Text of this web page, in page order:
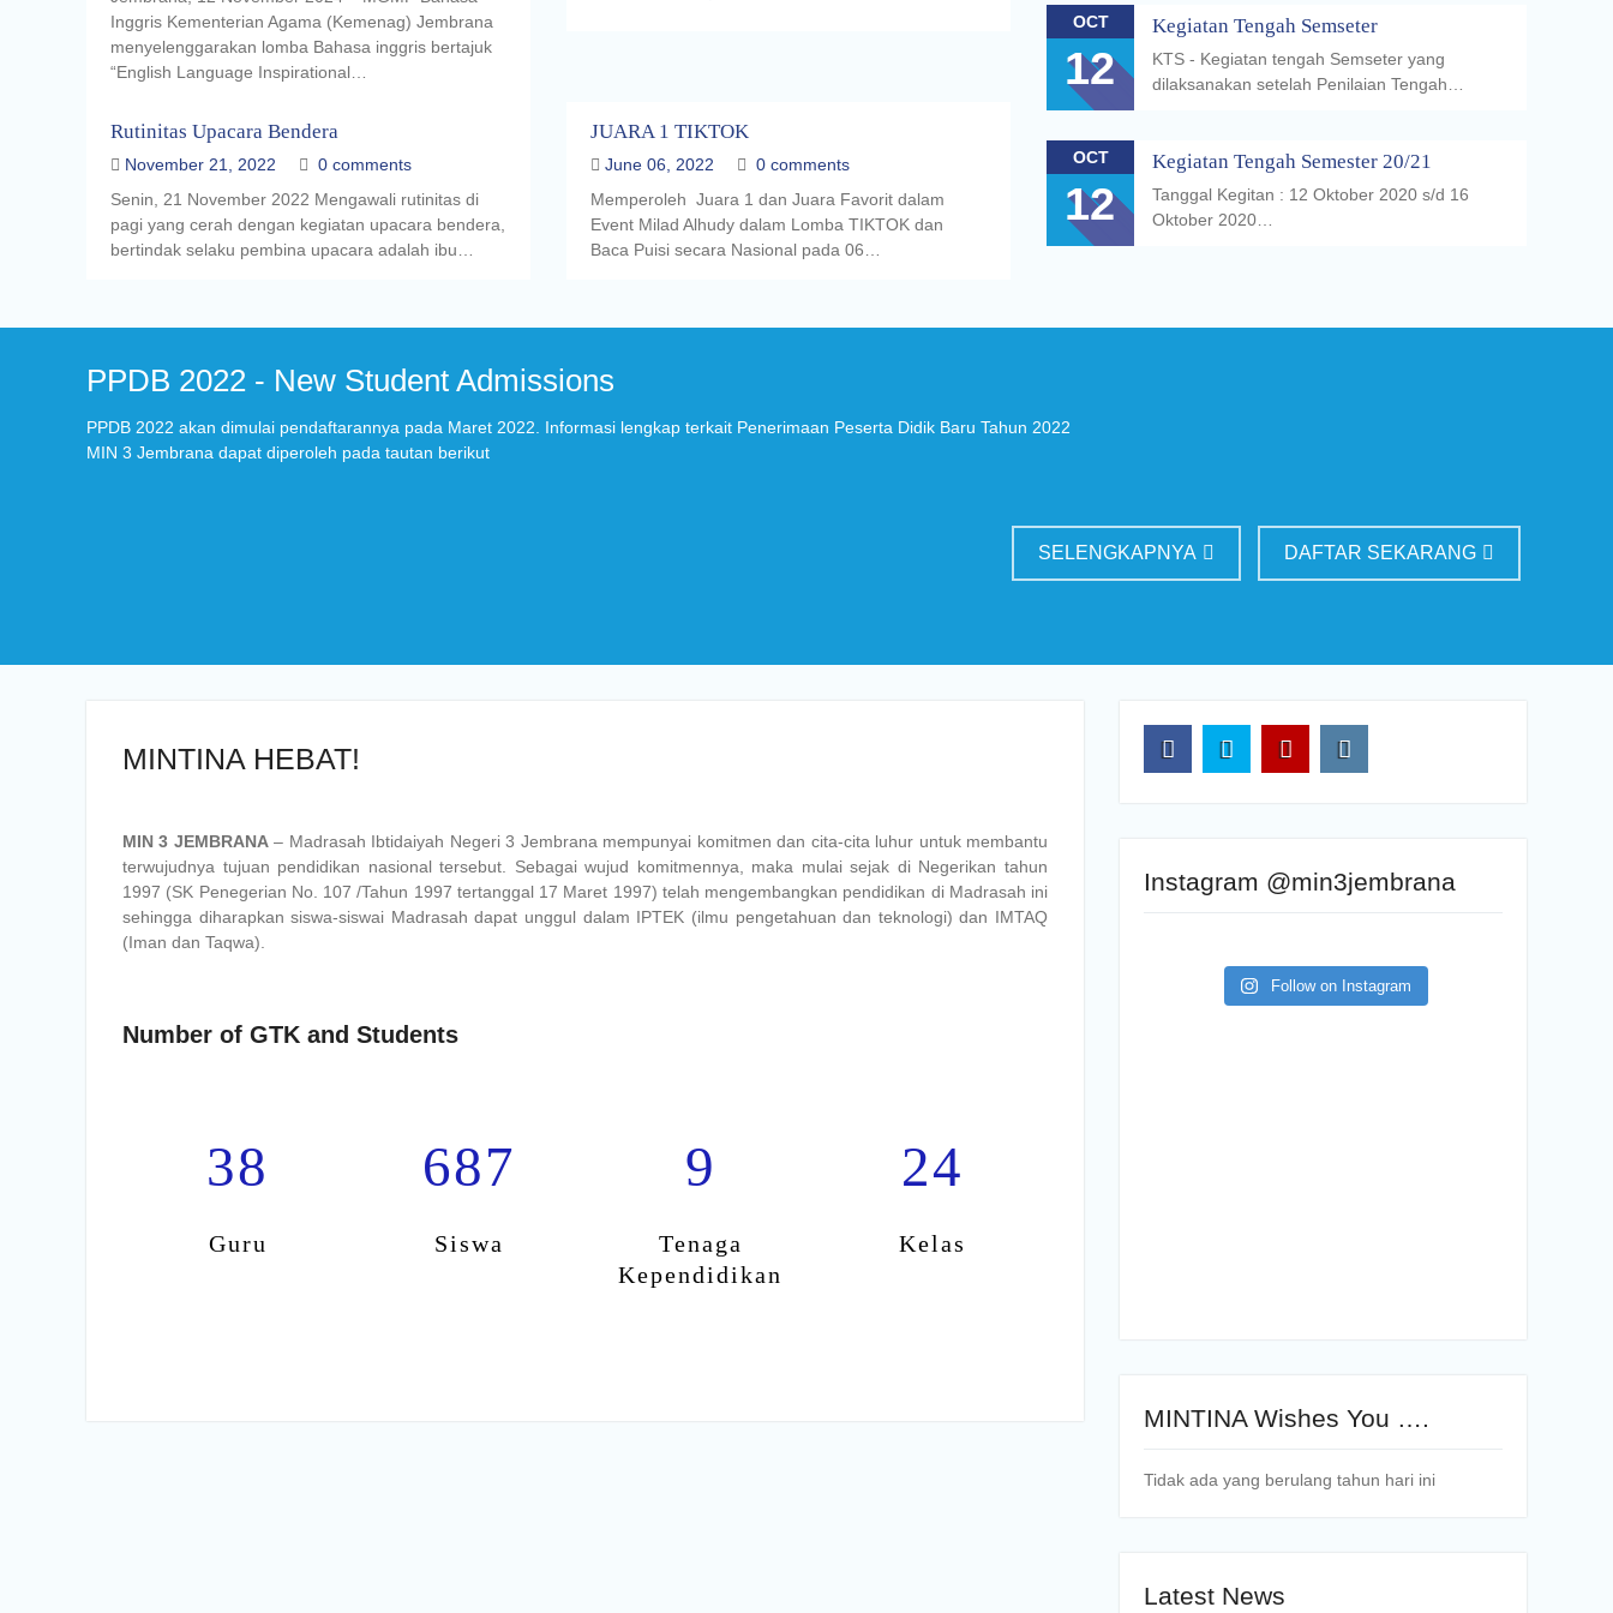
Inggris Kementerian Agama (Kemenag) Jembrana
menyelenggarakan lomba Bahasa inggris bertajuk
“English Language Inspirational…
Rutinitas Upacara Bendera
November 21, 2022
0 comments
Senin, 21 November 2022 Mengawali rutinitas di
pagi yang cerah dengan kegiatan upacara bendera,
bertindak selaku pembina upacara adalah ibu…
JUARA 1 TIKTOK
June 06, 2022
0 comments
Memperoleh Juara 1 dan Juara Favorit dalam
Event Milad Alhudy dalam Lomba TIKTOK dan
Baca Puisi secara Nasional pada 06…
OCT
12
Kegiatan Tengah Semseter
KTS - Kegiatan tengah Semseter yang
dilaksanakan setelah Penilaian Tengah…
OCT
12
Kegiatan Tengah Semester 20/21
Tanggal Kegitan : 12 Oktober 2020 s/d 16
Oktober 2020…
PPDB 2022 - New Student Admissions
PPDB 2022 akan dimulai pendaftarannya pada Maret 2022. Informasi lengkap terkait Penerimaan Peserta Didik Baru Tahun 2022
MIN 3 Jembrana dapat diperoleh pada tautan berikut
SELENGKAPNYA DAFTAR SEKARANG
MINTINA HEBAT!
MIN 3 JEMBRANA– Madrasah Ibtidaiyah Negeri 3 Jembrana mempunyai komitmen dan cita-cita luhur untuk membantu
terwujudnya tujuan pendidikan nasional tersebut. Sebagai wujud komitmennya, maka mulai sejak di Negerikan tahun
1997 (SK Penegerian No. 107 /Tahun 1997 tertanggal 17 Maret 1997) telah mengembangkan pendidikan di Madrasah ini
sehingga diharapkan siswa-siswai Madrasah dapat unggul dalam IPTEK (ilmu pengetahuan dan teknologi) dan IMTAQ
(Iman dan Taqwa).
Number of GTK and Students
38
Guru
687
Siswa
9
Tenaga
Kependidikan
24
Kelas
Instagram @min3jembrana
Follow on Instagram
MINTINA Wishes You ….
Tidak ada yang berulang tahun hari ini
Latest News